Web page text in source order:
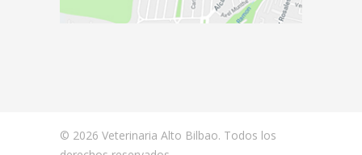
© 2026 Veterinaria Alto Bilbao. Todos los